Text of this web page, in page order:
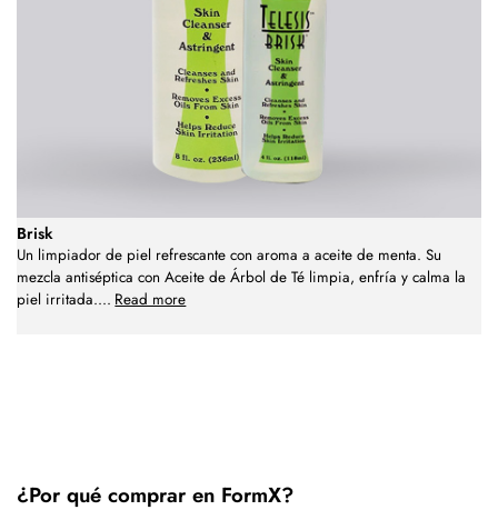
Brisk
Un limpiador de piel refrescante con aroma a aceite de menta. Su
mezcla antiséptica con Aceite de Árbol de Té limpia, enfría y calma la
piel irritada.... Read more
¿Por qué comprar en FormX?